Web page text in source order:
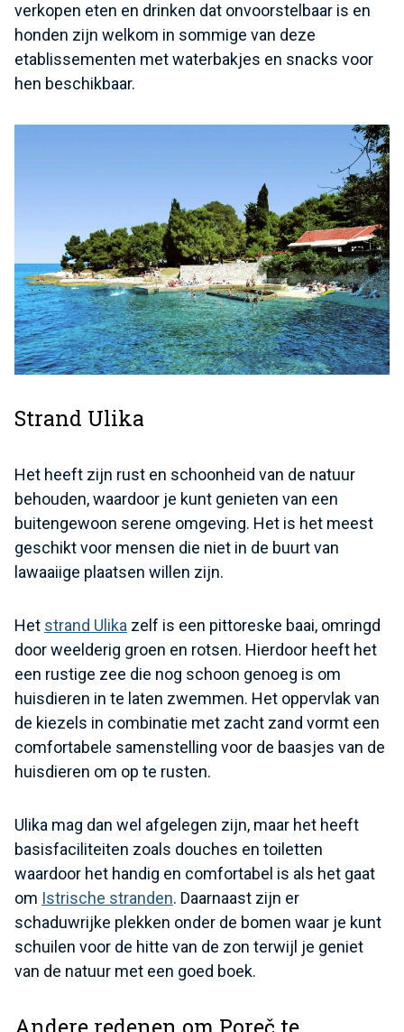
verkopen eten en drinken dat onvoorstelbaar is en
honden zijn welkom in sommige van deze
etablissementen met waterbakjes en snacks voor
hen beschikbaar.
Strand Ulika
Het heeft zijn rust en schoonheid van de natuur
behouden, waardoor je kunt genieten van een
buitengewoon serene omgeving. Het is het meest
geschikt voor mensen die niet in de buurt van
lawaaiige plaatsen willen zijn.
Het strand Ulika zelf is een pittoreske baai, omringd
door weelderig groen en rotsen. Hierdoor heeft het
een rustige zee die nog schoon genoeg is om
huisdieren in te laten zwemmen. Het oppervlak van
de kiezels in combinatie met zacht zand vormt een
comfortabele samenstelling voor de baasjes van de
huisdieren om op te rusten.
Ulika mag dan wel afgelegen zijn, maar het heeft
basisfaciliteiten zoals douches en toiletten
waardoor het handig en comfortabel is als het gaat
om Istrische stranden. Daarnaast zijn er
schaduwrijke plekken onder de bomen waar je kunt
schuilen voor de hitte van de zon terwijl je geniet
van de natuur met een goed boek.